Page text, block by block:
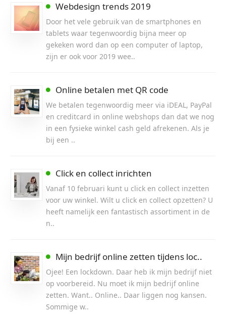
Webdesign trends 2019
Door het vele gebruik van de smartphones en
tablets waar tegenwoordig bijna meer op
gekeken word dan op een computer of laptop,
zijn er ook voor 2019 wee..
Online betalen met QR code
We betalen tegenwoordig meer via iDEAL, PayPal
en creditcard in online webshops dan dat we nog
in een fysieke winkel cash geld afrekenen. Als je
bij een ..
Click en collect inrichten
Vanaf 10 februari kunt u click en collect inzetten
voor uw winkel. Wilt u click en collect opzetten? U
heeft namelijk een fantastisch assortiment in de
n..
Mijn bedrijf online zetten tijdens loc..
Ojee! Een lockdown. Daar heb ik mijn bedrijf niet
op voorbereid. Nu moet ik mijn bedrijf online
zetten. Want.. Online.. Daar liggen nog kansen.
Sommige w..